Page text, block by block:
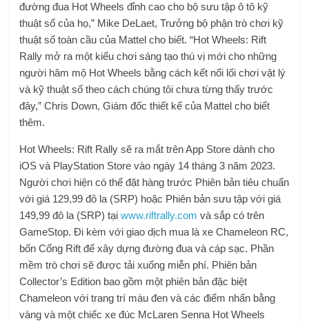
đường đua Hot Wheels đỉnh cao cho bộ sưu tập ô tô kỹ
thuật số của họ,” Mike DeLaet, Trưởng bộ phận trò chơi kỹ
thuật số toàn cầu của Mattel cho biết. “Hot Wheels: Rift
Rally mở ra một kiểu chơi sáng tạo thú vị mới cho những
người hâm mộ Hot Wheels bằng cách kết nối lối chơi vật lý
và kỹ thuật số theo cách chúng tôi chưa từng thấy trước
đây,” Chris Down, Giám đốc thiết kế của Mattel cho biết
thêm.
Hot Wheels: Rift Rally sẽ ra mắt trên App Store dành cho
iOS và PlayStation Store vào ngày 14 tháng 3 năm 2023.
Người chơi hiện có thể đặt hàng trước Phiên bản tiêu chuẩn
với giá 129,99 đô la (SRP) hoặc Phiên bản sưu tập với giá
149,99 đô la (SRP) tại www.riftrally.com và sắp có trên
GameStop. Đi kèm với giao dịch mua là xe Chameleon RC,
bốn Cổng Rift để xây dựng đường đua và cáp sạc. Phần
mềm trò chơi sẽ được tải xuống miễn phí. Phiên bản
Collector’s Edition bao gồm một phiên bản đặc biệt
Chameleon với trang trí màu đen và các điểm nhấn bằng
vàng và một chiếc xe đúc McLaren Senna Hot Wheels